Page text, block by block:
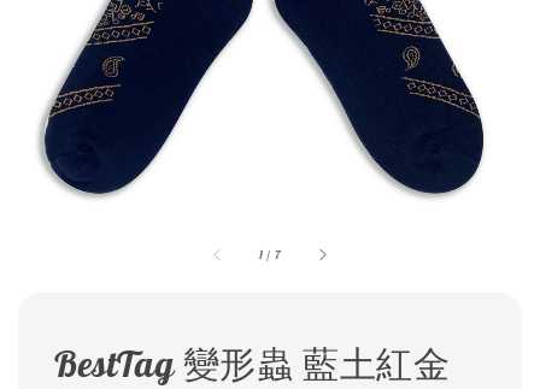
1 / 7
BestTag 變形蟲 藍土紅金